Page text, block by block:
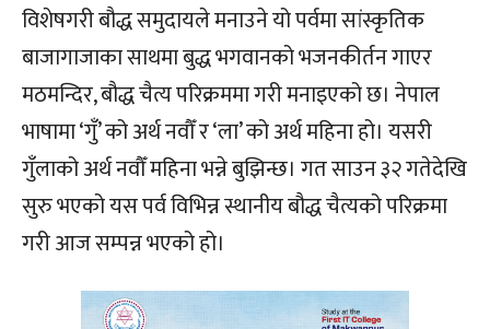
विशेषगरी बौद्ध समुदायले मनाउने यो पर्वमा सांस्कृतिक
बाजागाजाका साथमा बुद्ध भगवानको भजनकीर्तन गाएर
मठमन्दिर, बौद्ध चैत्य परिक्रममा गरी मनाइएको छ। नेपाल
भाषामा ‘गुँ’ को अर्थ नवौँ र ‘ला’ को अर्थ महिना हो। यसरी
गुँलाको अर्थ नवौँ महिना भन्ने बुझिन्छ। गत साउन ३२ गतेदेखि
सुरु भएको यस पर्व विभिन्न स्थानीय बौद्ध चैत्यको परिक्रमा
गरी आज सम्पन्न भएको हो।